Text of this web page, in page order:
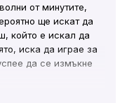
от минутите,
ще искат да
който е искал да
иска да играе за
да се измъкне